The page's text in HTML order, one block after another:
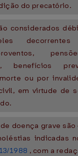
do precatório.
considerados
benefícios
ou por
em virtude de
doença grave
indicadas
1988 , com a